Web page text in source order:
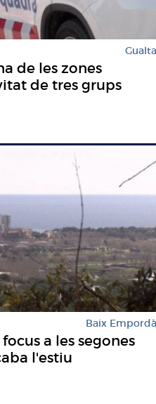
Gualta
de les zones
de tres grups
Baix Empordà
a les segones
l'estiu